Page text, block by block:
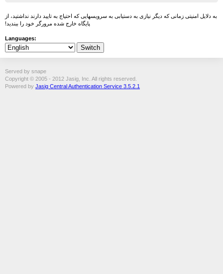
به دلایل امنیتی زمانی که دیگر نیازی به دستیابی به سرویسهایی که احتیاج به تایید دارند نداشتید، از
پایگاه خارج شده مرورگر خود را ببندید!
Languages:
Served by snape
Copyright © 2005 - 2012 Jasig, Inc. All rights reserved.
Powered by Jasig Central Authentication Service 3.5.2.1